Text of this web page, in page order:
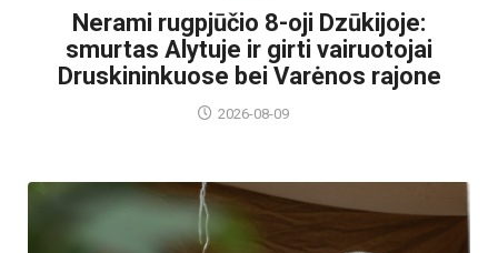
Nerami rugpjūčio 8-oji Dzūkijoje:
smurtas Alytuje ir girti vairuotojai
Druskininkuose bei Varėnos rajone
2026-08-09